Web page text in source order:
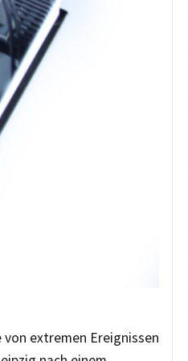
extremen Ereignissen